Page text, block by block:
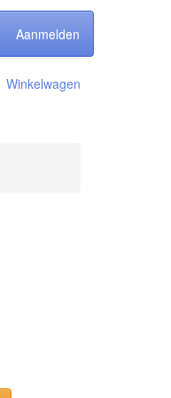
Aanmelden
Winkelwagen